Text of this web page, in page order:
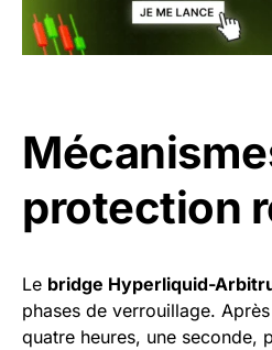
protection
Le bridge Hyperliquid-
phases de verrouillage.
quatre heures, une seconde,